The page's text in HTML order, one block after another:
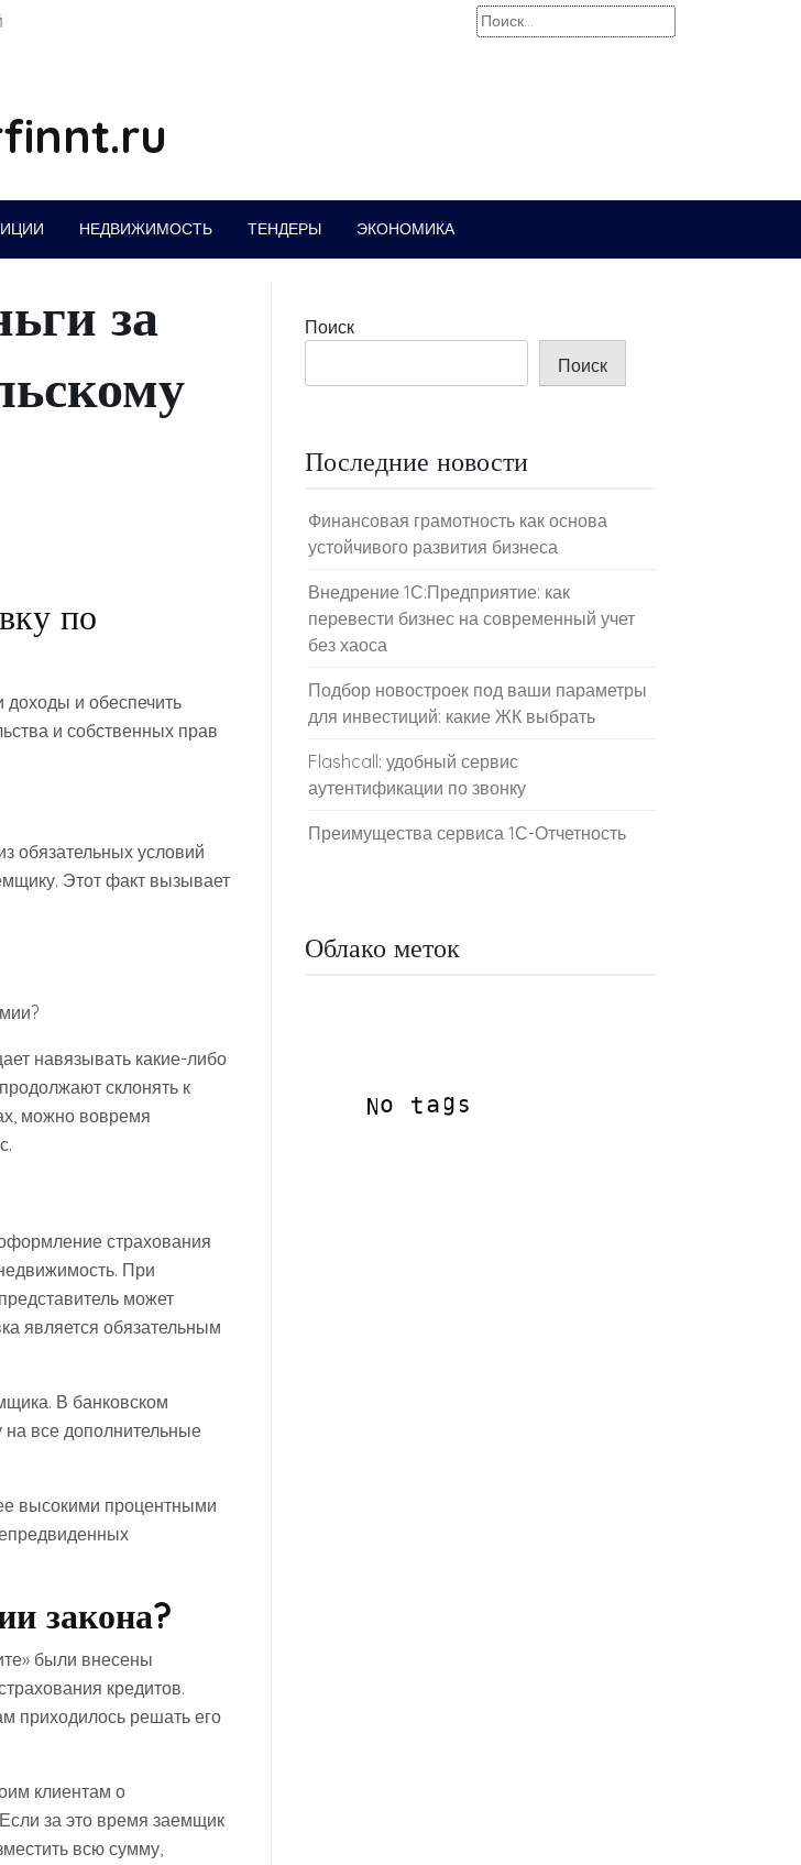
Найти:
НЕДВИЖИМОСТЬ ТЕНДЕРЫ ЭКОНОМИКА
за
по
доходы и обеспечить
и собственных прав
обязательных условий
Этот факт вызывает
навязывать какие-либо
склонять к
можно вовремя
страхования
При
может
является обязательным
В банковском
на все дополнительные
высокими процентными
закона?
были внесены
кредитов.
приходилось решать его
клиентам о
за это время заемщик
всю сумму,
Поиск
Поиск
Последние новости
Финансовая грамотность как основа
устойчивого развития бизнеса
Внедрение 1С:Предприятие: как
перевести бизнес на современный учет
без хаоса
Подбор новостроек под ваши параметры
для инвестиций: какие ЖК выбрать
Flashcall: удобный сервис
аутентификации по звонку
Преимущества сервиса 1С-Отчетность
Облако меток